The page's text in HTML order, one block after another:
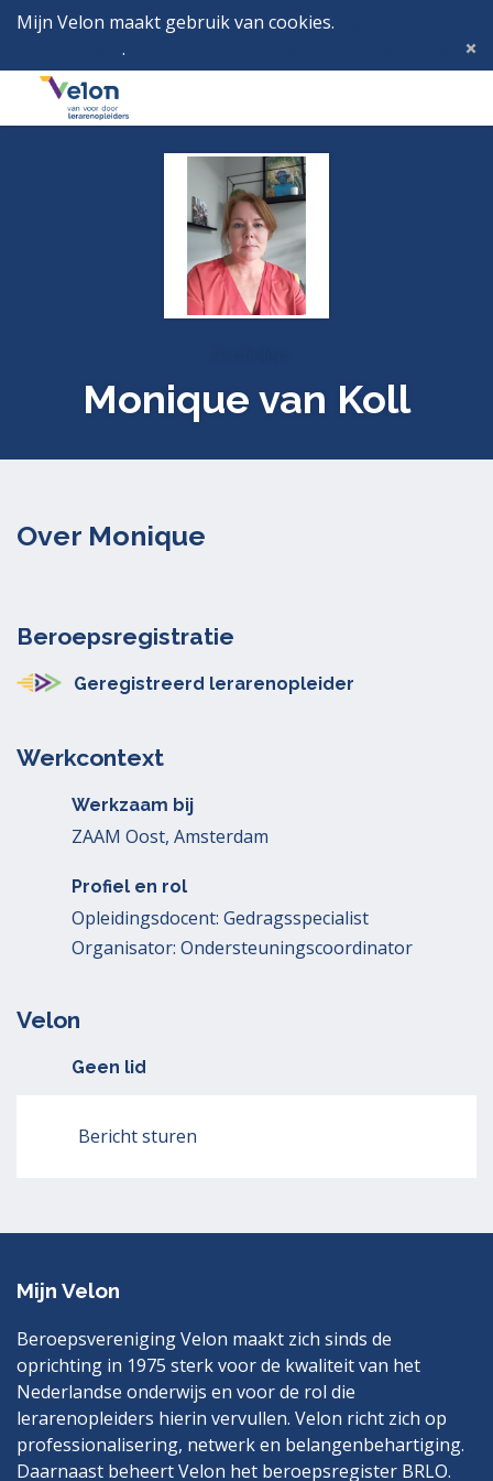
Mijn Velon maakt gebruik van cookies.
.
Menu
Monique van Koll
Over Monique
Beroepsregistratie
Geregistreerd lerarenopleider
Werkcontext
Werkzaam bij
ZAAM Oost, Amsterdam
Profiel en rol
Opleidingsdocent: Gedragsspecialist
Organisator: Ondersteuningscoordinator
Velon
Geen lid
Bericht sturen
Mijn Velon
Beroepsvereniging Velon maakt zich sinds de
oprichting in 1975 sterk voor de kwaliteit van het
Nederlandse onderwijs en voor de rol die
lerarenopleiders hierin vervullen. Velon richt zich op
professionalisering, netwerk en belangenbehartiging.
Daarnaast beheert Velon het beroepsregister BRLO.